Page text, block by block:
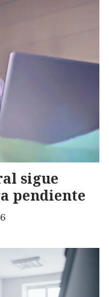
sigue
pendiente